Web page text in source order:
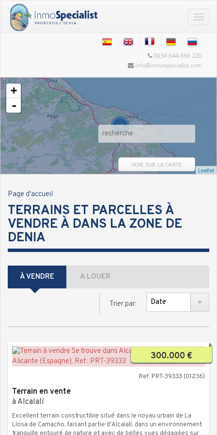
0034 644 666 220
info@inmospecialist.com
VOIR SUR LA CARTE
16
+
-
Leaflet
Page d'accueil
TERRAINS ET PARCELLES À
VENDRE À DANS LA ZONE DE
DENIA
À VENDRE A LOUER
Trier par:
300.000 €
Ref. PRT-39333 (01236)
Terrain en vente
à Alcalalí
Excellent terrain constructible situé dans le noyau urbain de La
Llosa de Camacho, faisant partie d'Alcalalí, dans un environnement